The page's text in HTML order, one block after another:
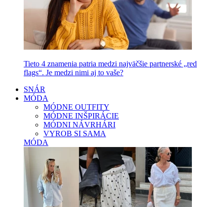
Tieto 4 znamenia patria medzi najväčšie partnerské „red
flags“. Je medzi nimi aj to vaše?
SNÁR
MÓDA
MÓDNE OUTFITY
MÓDNE INŠPIRÁCIE
MÓDNI NÁVRHÁRI
VYROB SI SAMA
MÓDA